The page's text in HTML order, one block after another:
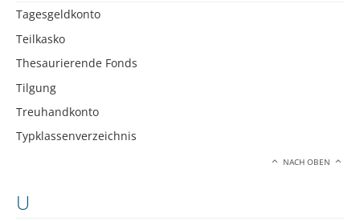
Tagesgeldkonto
Teilkasko
Thesaurierende Fonds
Tilgung
Treuhandkonto
Typklassenverzeichnis
NACH OBEN
U